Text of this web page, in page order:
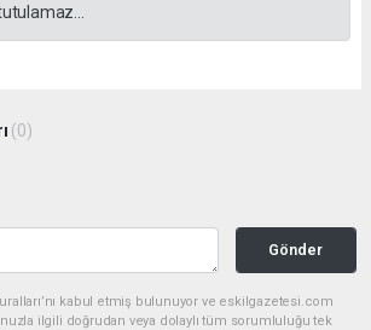
(0)
Gönder
kabul etmiş bulunuyor ve eskilgazetesi.com
ilgili doğrudan veya dolaylı tüm sorumluluğu tek